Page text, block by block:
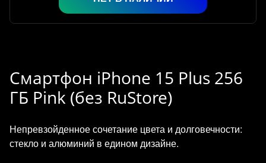
Смартфон iPhone 15 Plus 256
ГБ Pink (без RuStore)
Непревзойденное сочетание цвета и долговечности:
стекло и алюминий в едином дизайне.